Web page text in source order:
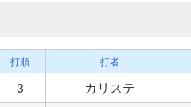
打順 打者
3
カリステ